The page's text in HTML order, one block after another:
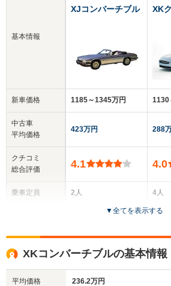
基本情報
新車価格
中古車
平均価格
クチコミ
総合評価
乗車定員
XJコンバーチブル
1185～1345万円
423万円
4.1
2人
全高
1.26m～1.29m
XK
1130
288
4.0
4人
3ドア
▼全てを表示する
XKコンバーチブルの基本情報
平均価格 236.2万円